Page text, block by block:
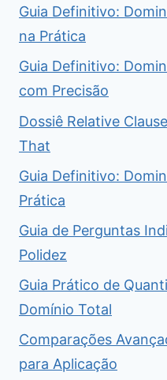
Guia Definitivo:
na Prática
Guia Definitivo:
com Precisão
Dossiê Relative
That
Guia Definitivo:
Prática
Guia de Perguntas
Polidez
Guia Prático de
Domínio Total
Comparações
para Aplicação